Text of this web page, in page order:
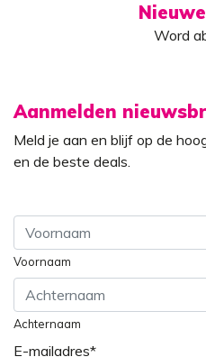
Word
Aanmelden
Meld je aan en blijf op de
en de beste deals.
Voornaam
Achternaam
E-mailadres*